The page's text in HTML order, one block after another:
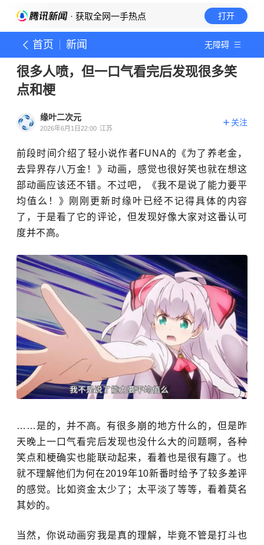
· 获取全网一手热点 打开
首页 新闻 无障碍
很多人喷，但一口气看完后发现很多笑
点和梗
缘叶二次元
2026年6月1日22:00 江苏
关注
前段时间介绍了轻小说作者FUNA的《为了养老金，
去异界存八万金！》动画，感觉也很好笑也就在想这
部动画应该还不错。不过吧，《我不是说了能力要平
均值么！》刚刚更新时缘叶已经不记得具体的内容
了，于是看了它的评论，但发现好像大家对这番认可
度并不高。
……是的，并不高。有很多崩的地方什么的，但是昨
天晚上一口气看完后发现也没什么大的问题啊，各种
笑点和梗确实也能联动起来，看着也是很有趣了。也
就不理解他们为何在2019年10新番时给予了较多差评
的感觉。比如资金太少了；太平淡了等等，看着莫名
其妙的。
当然，你说动画穷我是真的理解，毕竟不管是打斗也